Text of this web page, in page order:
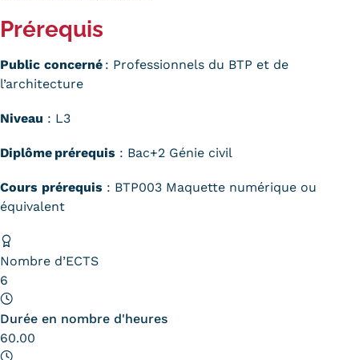
Témoignages
FAQ
Lexique
Qualiopi
Prérequis
Public concerné : Professionnels du BTP et de
l’architecture
Niveau : L3
Diplôme prérequis : Bac+2 Génie civil
Cours prérequis : BTP003 Maquette numérique ou
équivalent
Nombre d’ECTS
6
Durée en nombre d'heures
60.00